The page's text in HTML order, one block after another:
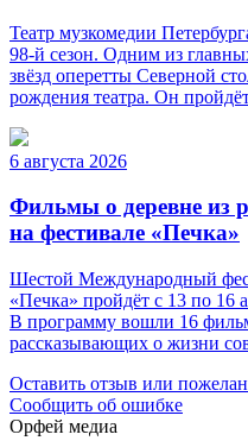
Театр музкомедии
98-й сезон. Одним из
звёзд оперетты Северной
рождения театра. Он
6 августа 2026
Фильмы о деревне из
на фестивале «Печка»
Шестой Международный
«Печка» пройдёт с 13 по 16
В программу вошли 16
рассказывающих о жизни
Оставить отзыв или
Сообщить об ошибке
Орфей медиа